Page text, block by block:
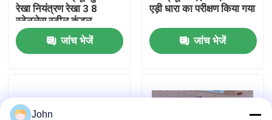
कारखाना भ्रमण
गुणवत्ता नियंत्रण
संपर्क करें
रेखा नियंत्रण रेखा 3 8
स्टेनलेस स्टील कुंडल
जांच भेजें
एड़ी धारा का परीक्षण किया गया
जांच भेजें
John